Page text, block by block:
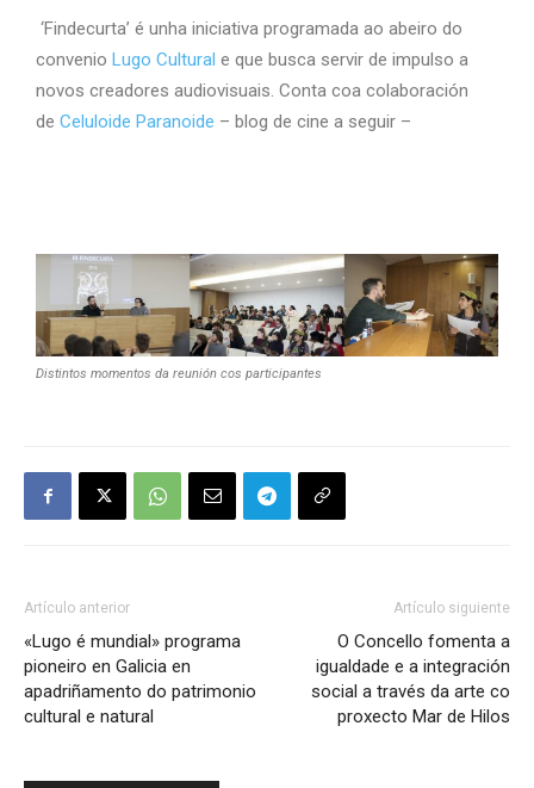
‘Findecurta’ é unha iniciativa programada ao abeiro do
convenio Lugo Cultural e que busca servir de impulso a
novos creadores audiovisuais. Conta coa colaboración
de Celuloide Paranoide – blog de cine a seguir –
Distintos momentos da reunión cos participantes
Artículo anterior
«Lugo é mundial» programa
pioneiro en Galicia en
apadriñamento do patrimonio
cultural e natural
Artículo siguiente
O Concello fomenta a
igualdade e a integración
social a través da arte co
proxecto Mar de Hilos